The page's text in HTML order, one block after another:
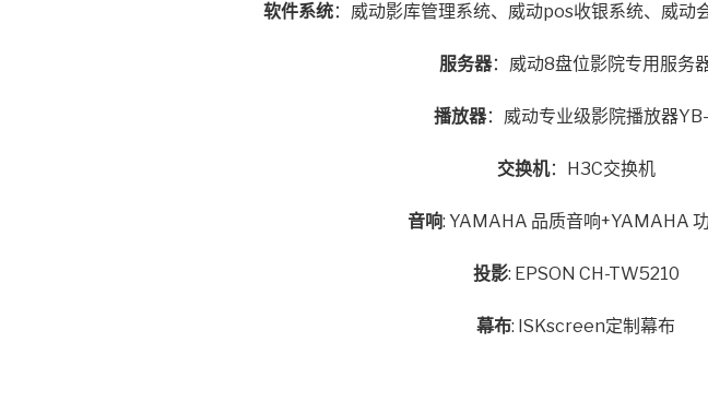
软件系统：威动影库管理系统、威动pos收银系统、威动
服务器：威动8盘位影院专用服务
播放器：威动专业级影院播放器
交换机：H3C交换机
音响: YAMAHA 品质音响+YAMAHA
投影: EPSON CH-TW5210
幕布: ISKscreen定制幕布